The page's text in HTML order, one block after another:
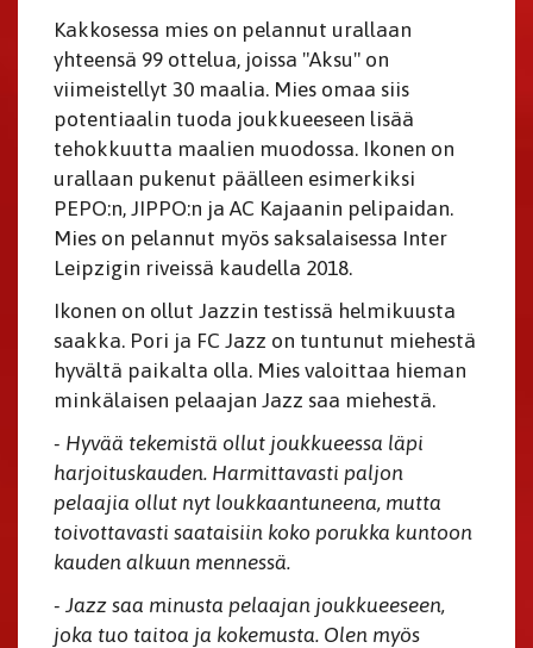
Kakkosessa mies on pelannut urallaan
yhteensä 99 ottelua, joissa "Aksu" on
viimeistellyt 30 maalia. Mies omaa siis
potentiaalin tuoda joukkueeseen lisää
tehokkuutta maalien muodossa. Ikonen on
urallaan pukenut päälleen esimerkiksi
PEPO:n, JIPPO:n ja AC Kajaanin pelipaidan.
Mies on pelannut myös saksalaisessa Inter
Leipzigin riveissä kaudella 2018.
Ikonen on ollut Jazzin testissä helmikuusta
saakka. Pori ja FC Jazz on tuntunut miehestä
hyvältä paikalta olla. Mies valoittaa hieman
minkälaisen pelaajan Jazz saa miehestä.
- Hyvää tekemistä ollut joukkueessa läpi
harjoituskauden. Harmittavasti paljon
pelaajia ollut nyt loukkaantuneena, mutta
toivottavasti saataisiin koko porukka kuntoon
kauden alkuun mennessä.
- Jazz saa minusta pelaajan joukkueeseen,
joka tuo taitoa ja kokemusta. Olen myös